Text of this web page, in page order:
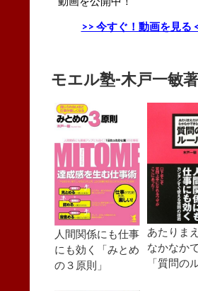
>> 今すぐ！動画を見る
モエル塾-木戸一敏
人間関係にも仕事
にも効く「みとめ
の３原則」
あたりま
なかなか
「質問の